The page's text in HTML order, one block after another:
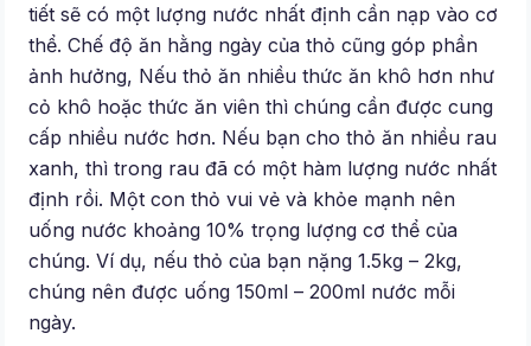
tiết sẽ có một lượng nước nhất định cần nạp vào cơ
thể. Chế độ ăn hằng ngày của thỏ cũng góp phần
ảnh hưởng, Nếu thỏ ăn nhiều thức ăn khô hơn như
cỏ khô hoặc thức ăn viên thì chúng cần được cung
cấp nhiều nước hơn. Nếu bạn cho thỏ ăn nhiều rau
xanh, thì trong rau đã có một hàm lượng nước nhất
định rồi. Một con thỏ vui vẻ và khỏe mạnh nên
uống nước khoảng 10% trọng lượng cơ thể của
chúng. Ví dụ, nếu thỏ của bạn nặng 1.5kg – 2kg,
chúng nên được uống 150ml – 200ml nước mỗi
ngày.